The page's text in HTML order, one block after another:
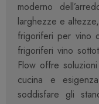
moderno
larghezze e
frigoriferi per vino
frigoriferi vino
Flow offre
cucina e
soddisfare gli